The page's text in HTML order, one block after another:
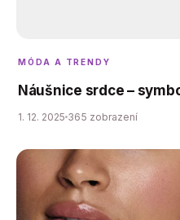
MÓDA A TRENDY
Náušnice srdce –
1. 12. 2025 365 zobrazení